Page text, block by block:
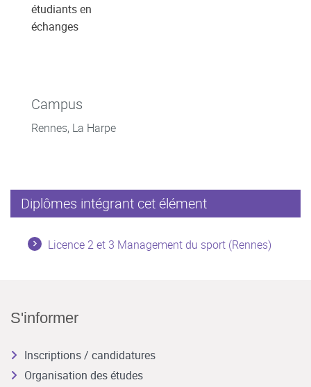
étudiants en
échanges
Campus
Rennes, La Harpe
Diplômes intégrant cet élément
Licence 2 et 3 Management du sport (Rennes)
S'informer
Inscriptions / candidatures
Organisation des études